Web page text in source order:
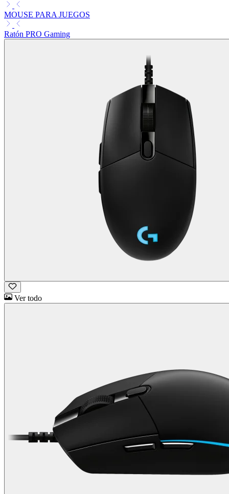
MOUSE PARA JUEGOS
Ratón PRO Gaming
Ver todo